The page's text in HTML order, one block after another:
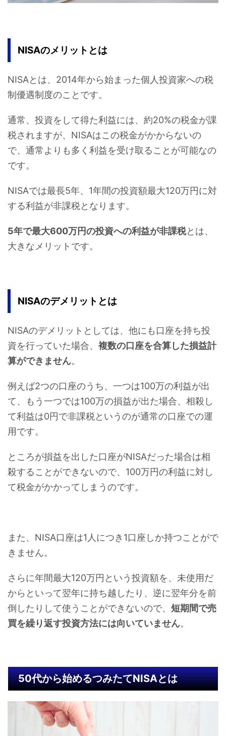
NISAのメリットとは
NISAとは、2014年から始まった個人投資家への税
制優遇制度のことです。
通常、投資をして得た利益には、約20%の税金が課
税されますが、NISAはこの税金がかからないの
で、通常よりも多く利益を受け取ることが可能なの
です。
NISAでは最長5年、1年間の投資額最大120万円に対
する利益が非課税となります。
5年で最大600万円の投資への利益が非課税とは、
大きなメリットです。
NISAのデメリットとは
NISAのデメリットとしては、他にも口座を持ち投
資を行っていた場合、 複数の口座を合算した損益計
算ができません。
例えば2つの口座のうち、一つは100万の利益が出
て、もう一つでは100万の損益が出た場合、相殺し
て利益は0円で非課税というのが通常の口座での運
用です。
ところが損益を出した口座がNISAだった場合は相
殺することができないので、100万円の利益に対し
て税金がかかってしまうのです。
また、NISA口座は1人につき1口座しか持つことがで
きません。
さらに年間最大120万円という投資額を、未使用だ
からといって翌年に持ち越したり、逆に翌年分を前
倒したりして使うことができないので、 短期間で売
買を繰り返す投資方法には向いていません。
50代から始めるつみたてNISAとは